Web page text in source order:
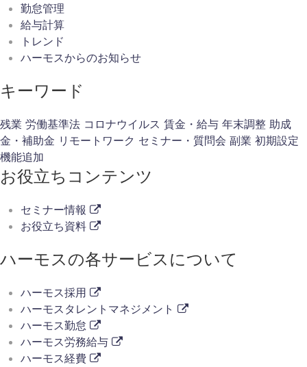
勤怠管理
給与計算
トレンド
ハーモスからのお知らせ
キーワード
残業 労働基準法 コロナウイルス 賃金・給与 年末調整 助成
金・補助金 リモートワーク セミナー・質問会 副業 初期設定
機能追加
お役立ちコンテンツ
セミナー情報
お役立ち資料
ハーモスの各サービスについて
ハーモス採用
ハーモスタレントマネジメント
ハーモス勤怠
ハーモス労務給与
ハーモス経費